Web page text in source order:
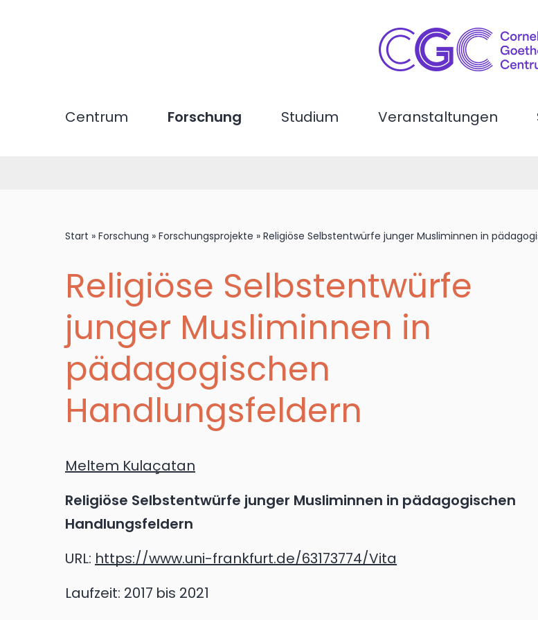
Centrum Forschung Studium Veranstaltungen
Start » Forschung » Forschungsprojekte » Religiöse Selbstentwürfe junger Musliminnen in
Religiöse Selbstentwürfe
junger Musliminnen in
pädagogischen
Handlungsfeldern
Meltem Kulaçatan
Religiöse Selbstentwürfe junger Musliminnen in pädagogischen
Handlungsfeldern
URL: https://www.uni-frankfurt.de/63173774/Vita
Laufzeit: 2017 bis 2021